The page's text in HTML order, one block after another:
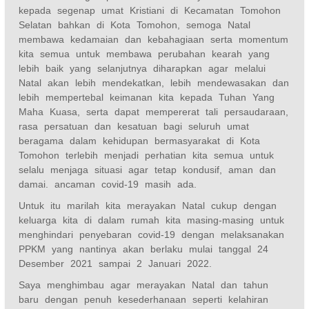
kepada segenap umat Kristiani di Kecamatan Tomohon
Selatan bahkan di Kota Tomohon, semoga Natal
membawa kedamaian dan kebahagiaan serta momentum
kita semua untuk membawa perubahan kearah yang
lebih baik yang selanjutnya diharapkan agar melalui
Natal akan lebih mendekatkan, lebih mendewasakan dan
lebih mempertebal keimanan kita kepada Tuhan Yang
Maha Kuasa, serta dapat mempererat tali persaudaraan,
rasa persatuan dan kesatuan bagi seluruh umat
beragama dalam kehidupan bermasyarakat di Kota
Tomohon terlebih menjadi perhatian kita semua untuk
selalu menjaga situasi agar tetap kondusif, aman dan
damai. ancaman covid-19 masih ada.
Untuk itu marilah kita merayakan Natal cukup dengan
keluarga kita di dalam rumah kita masing-masing untuk
menghindari penyebaran covid-19 dengan melaksanakan
PPKM yang nantinya akan berlaku mulai tanggal 24
Desember 2021 sampai 2 Januari 2022.
Saya menghimbau agar merayakan Natal dan tahun
baru dengan penuh kesederhanaan seperti kelahiran